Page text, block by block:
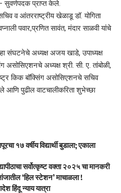
सुवर्णपदक प्राप्त केले.
व आंतरराष्ट्रीय खेळाडू डॉ. योगिता
पवार,प्रणित सावंत, मंदार साळवी यांचे
संघटनेचे अध्यक्ष अजय खाडे, उपाध्यक्ष
असोसिएशनचे अध्यक्ष श्री. सी. ए. तांबोळी,
किक बॉक्सिंग असोसिएशनचे सचिव
पुढील वाटचालीकरिता शुभेच्छा
१७ वर्षीय विद्यार्थी बुडाला; एकाला
सर्वोत्कृष्ट वक्ता २०२५ चा मानकरी
‘हिल स्टेशन’ माचाळला !
हिंदू न्याय यात्रा